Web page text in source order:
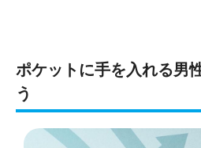
ポケットに手を入れる男
う